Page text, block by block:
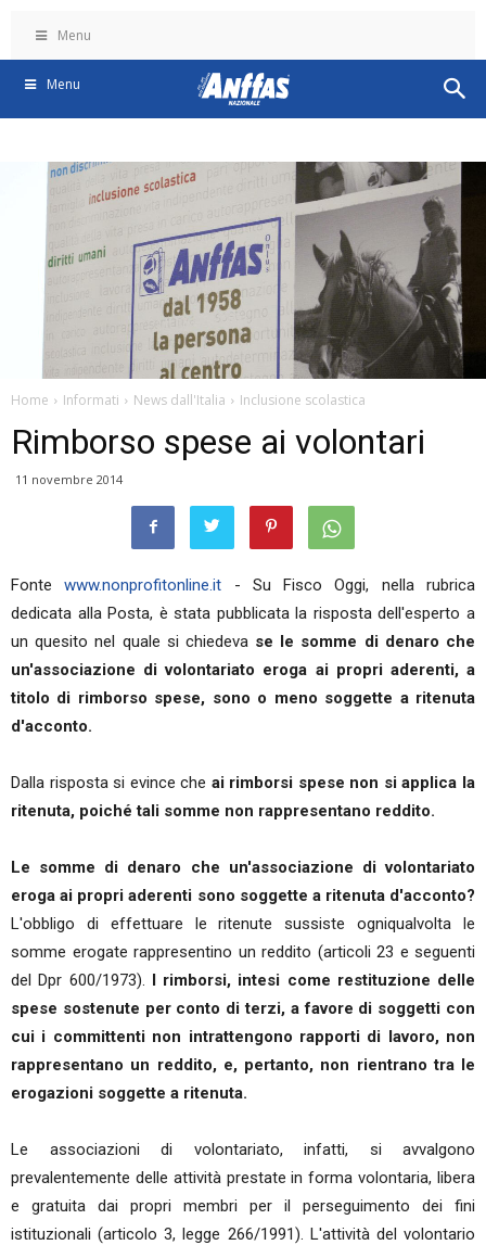
Menu
Menu
Home Informati News dall'Italia Inclusione scolastica
Rimborso spese ai volontari
11 novembre 2014
Fontewww.nonprofitonline.it - Su Fisco Oggi, nella rubrica
dedicata alla Posta, è stata pubblicata la risposta dell'esperto a
un quesito nel quale si chiedeva se le somme di denaro che
un'associazione di volontariato eroga ai propri aderenti, a
titolo di rimborso spese, sono o meno soggette a ritenuta
d'acconto.
Dalla risposta si evince che ai rimborsi spese non si applica la
ritenuta, poiché tali somme non rappresentano reddito.
Le somme di denaro che un'associazione di volontariato
eroga ai propri aderenti sono soggette a ritenuta d'acconto?
L'obbligo di effettuare le ritenute sussiste ogniqualvolta le
somme erogate rappresentino un reddito (articoli 23 e seguenti
del Dpr 600/1973). I rimborsi, intesi come restituzione delle
spese sostenute per conto di terzi, a favore di soggetti con
cui i committenti non intrattengono rapporti di lavoro, non
rappresentano un reddito, e, pertanto, non rientrano tra le
erogazioni soggette a ritenuta.
Le associazioni di volontariato, infatti, si avvalgono
prevalentemente delle attività prestate in forma volontaria, libera
e gratuita dai propri membri per il perseguimento dei fini
istituzionali (articolo 3, legge 266/1991). L'attività del volontario